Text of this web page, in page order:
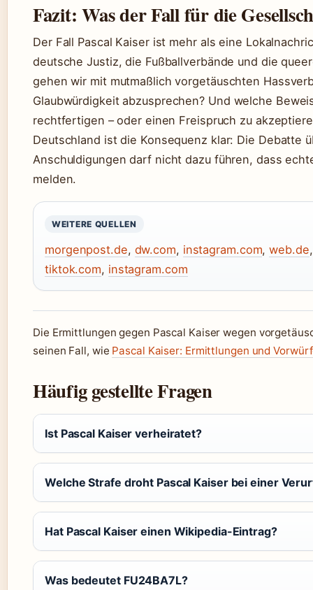
Fazit: Was der Fall für die
Der Fall Pascal Kaiser ist mehr als eine
deutsche Justiz, die Fußballverbände und die
gehen wir mit mutmaßlich vorgetäuschten
Glaubwürdigkeit abzusprechen? Und welche
rechtfertigen – oder einen Freispruch zu
Deutschland ist die Konsequenz klar: Die Debatte
Anschuldigungen darf nicht dazu führen, dass
melden.
WEITERE QUELLEN
morgenpost.de, dw.com, instagram.com,web.de
tiktok.com, instagram.com
Die Ermittlungen gegen Pascal Kaiser wegen
seinen Fall, wie Pascal Kaiser: Ermittlungen und
Häufig gestellte Fragen
Ist Pascal Kaiser verheiratet?
Welche Strafe droht Pascal Kaiser bei einer
Hat Pascal Kaiser einen Wikipedia-Eintrag?
Was bedeutet FU24BA7L?